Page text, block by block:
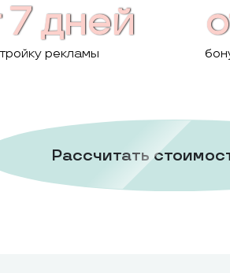
7 дней
рекламы
Рассчитать